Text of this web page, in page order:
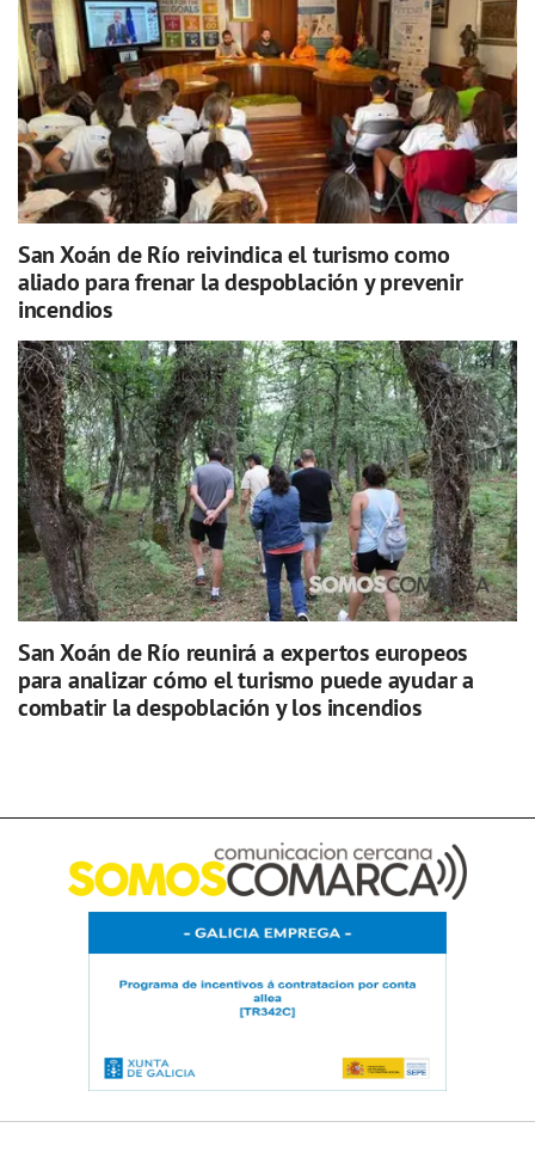
San Xoán de Río reivindica el turismo como
aliado para frenar la despoblación y prevenir
incendios
San Xoán de Río reunirá a expertos europeos
para analizar cómo el turismo puede ayudar a
combatir la despoblación y los incendios